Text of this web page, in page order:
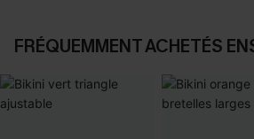
FRÉQUEMMENT ACHETÉS